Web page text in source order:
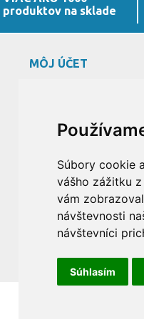
Súbory cookie
vášho zážitku
vám
návštevnosti
návštevníci
Súhlasím
produktov na sklade
MÔJ ÚČET
MÔJ ÚČET